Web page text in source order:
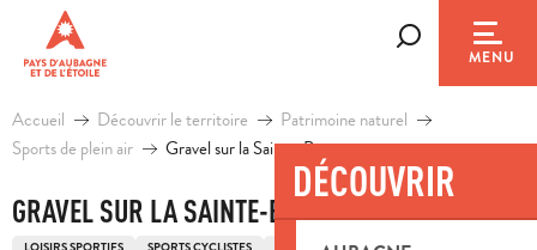
contenu
principal
MENU
DÉCOUVRIR
Accueil Découvrir le territoire
Patrimoine naturel
Sports de plein air
Gravel sur la Sainte-Baume
GRAVEL SUR LA SAINTE-BAUME